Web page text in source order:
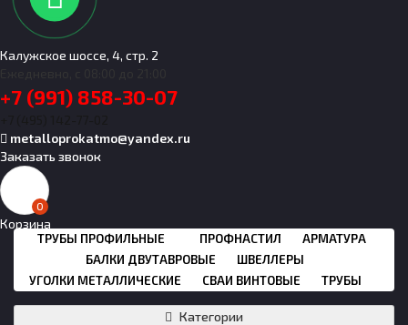
Калужское шоссе, 4, стр. 2
+7 (991) 858-30-07
metalloprokatmo@yandex.ru
Заказать звонок
0
Корзина
ТРУБЫ ПРОФИЛЬНЫЕ ПРОФНАСТИЛ
АРМАТУРА
БАЛКИ ДВУТАВРОВЫЕ
ШВЕЛЛЕРЫ
УГОЛКИ МЕТАЛЛИЧЕСКИЕ
СВАИ ВИНТОВЫЕ ТРУБЫ
Категории